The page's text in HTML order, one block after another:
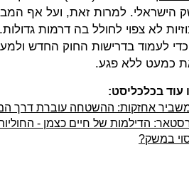
הישראלי. למרות זאת, ועל אף
לא צפוי לחולל בה דרמות
כדי לעמוד בדרישות החוק החדש
כמעט ללא פגע.
עוד בכלכליסט:
אחזקות: ההשטחה עוברת דרך
הדילמות של חיים כצמן -
במשק?